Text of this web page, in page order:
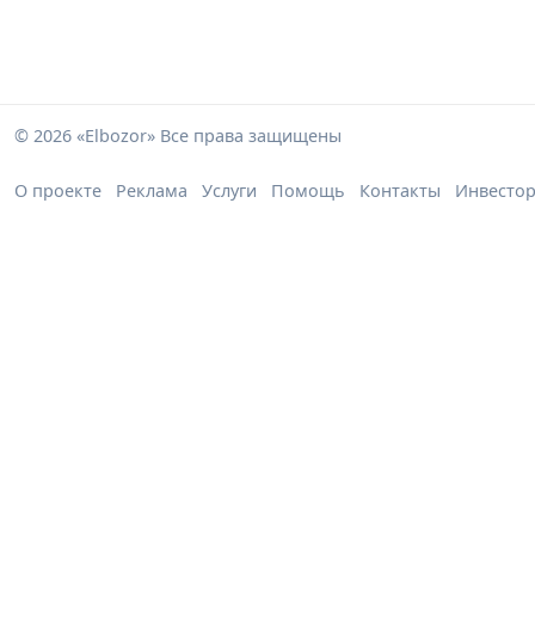
© 2026 «Elbozor» Все права защищены
О проекте Реклама Услуги Помощь Контакты